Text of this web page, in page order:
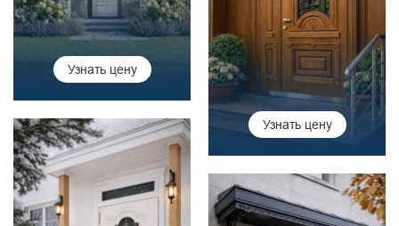
Узнать цену
Узнать цену